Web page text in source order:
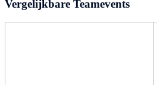
Vergelijkbare Teamevents